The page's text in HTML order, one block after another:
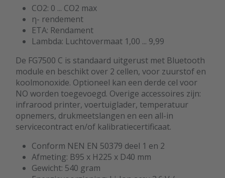
CO2: 0 ... CO2 max
η- rendement
ETA: Rendament
Lambda: Luchtovermaat 1,00 ... 9,99
De FG7500 C is standaard uitgerust met Bluetooth
module en beschikt over 2 cellen, voor zuurstof en
koolmonoxide. Optioneel kan een derde cel voor
NO worden toegevoegd. Overige accessoires zijn:
infrarood printer, voertuiglader, temperatuur
opnemers, drukmeetslangen en een all-in
servicecontract en/of kalibratiecertificaat.
Conform NEN EN 50379 deel 1 en 2
Afmeting: B95 x H225 x D40 mm
Gewicht: 540 gram